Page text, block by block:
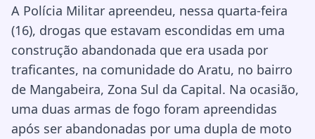
A Polícia Militar apreendeu, nessa quarta-feira
(16), drogas que estavam escondidas em uma
construção abandonada que era usada por
traficantes, na comunidade do Aratu, no bairro
de Mangabeira, Zona Sul da Capital. Na ocasião,
uma duas armas de fogo foram apreendidas
após ser abandonadas por uma dupla de moto